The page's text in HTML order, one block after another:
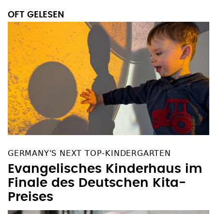
OFT GELESEN
GERMANY'S NEXT TOP-KINDERGARTEN
Evangelisches Kinderhaus im
Finale des Deutschen Kita-
Preises